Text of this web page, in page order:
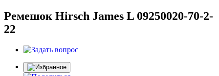
Ремешок Hirsch James L 09250020-70-2-
22